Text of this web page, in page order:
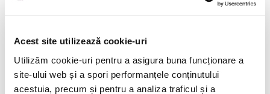
Acest site utilizează cookie-uri
Utilizăm cookie-uri pentru a asigura buna funcționare a
site-ului web și a spori performanțele conținutului
acestuia, precum și pentru a analiza traficul și a
PreviousPropunere legislativă – introducerea unor noi tipuri de
contracte de muncă